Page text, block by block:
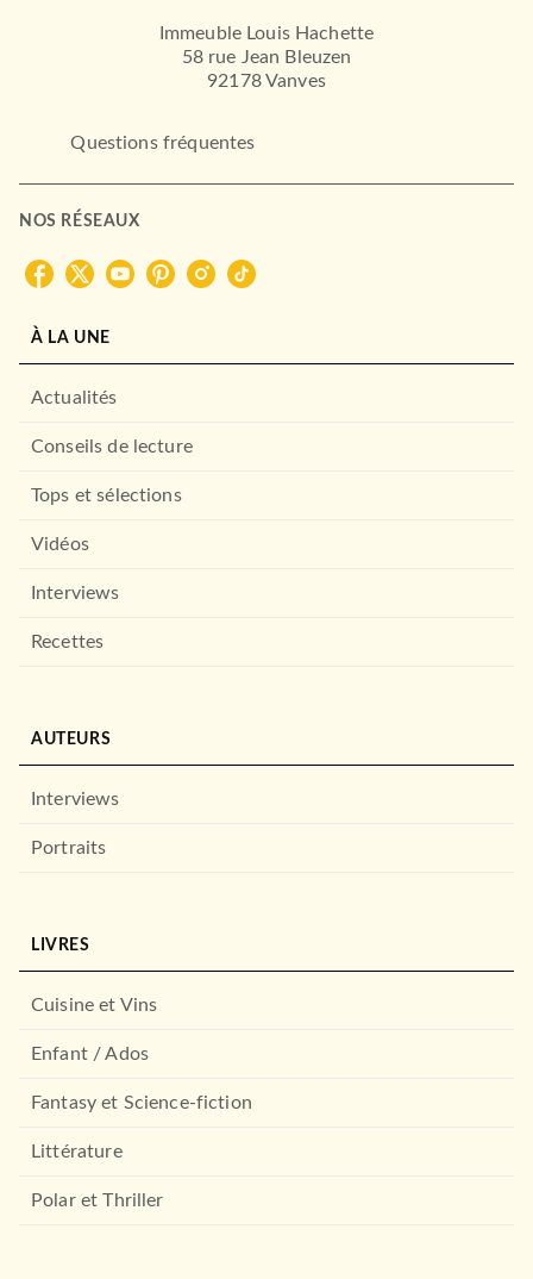
Immeuble Louis Hachette
58 rue Jean Bleuzen
92178 Vanves
Questions fréquentes
NOS RÉSEAUX
À LA UNE
Actualités
Conseils de lecture
Tops et sélections
Vidéos
Interviews
Recettes
AUTEURS
Interviews
Portraits
LIVRES
Cuisine et Vins
Enfant / Ados
Fantasy et Science-fiction
Littérature
Polar et Thriller